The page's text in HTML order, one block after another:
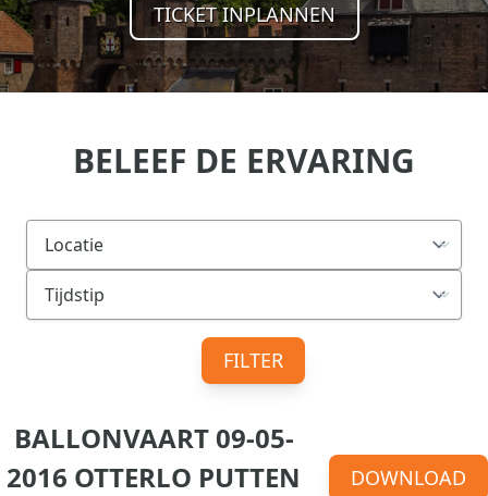
TICKET INPLANNEN
BELEEF DE ERVARING
FILTER
BALLONVAART 09-05-
2016 OTTERLO PUTTEN
DOWNLOAD